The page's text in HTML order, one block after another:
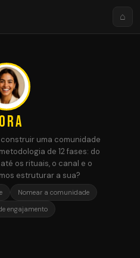
⌂
uma comunidade
de 12 fases: do
os rituais, o canal e o
estruturar a sua?
Nomear a comunidade
engajamento